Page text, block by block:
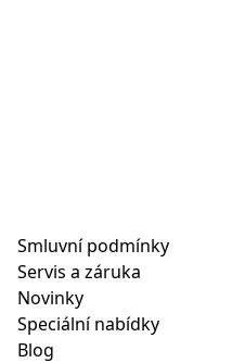
Smluvní podmínky
Servis a záruka
Novinky
Speciální nabídky
Blog